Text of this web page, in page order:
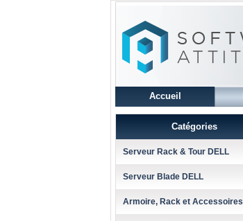
Accueil
Catégories
Serveur Rack & Tour DELL
Serveur Blade DELL
Armoire, Rack et Accessoires